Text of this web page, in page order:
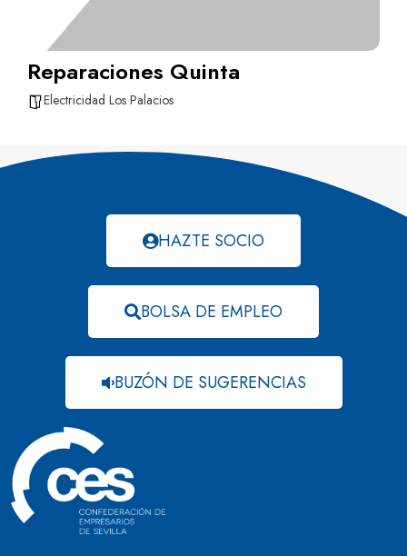
Reparaciones Quinta
Electricidad Los Palacios
HAZTE SOCIO
BOLSA DE EMPLEO
BUZÓN DE SUGERENCIAS